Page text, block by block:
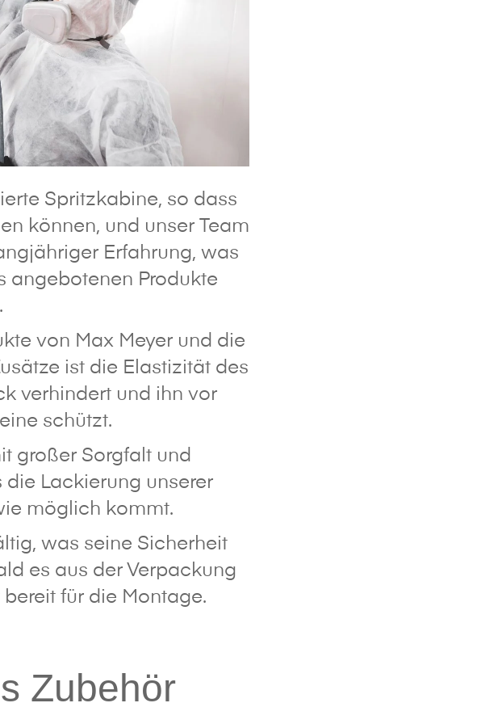
Spritzkabine, so dass
können, und unser Team
Erfahrung, was
angebotenen Produkte
von Max Meyer und die
ist die Elastizität des
verhindert und ihn vor
schützt.
großer Sorgfalt und
Lackierung unserer
möglich kommt.
was seine Sicherheit
es aus der Verpackung
für die Montage.
Zubehör